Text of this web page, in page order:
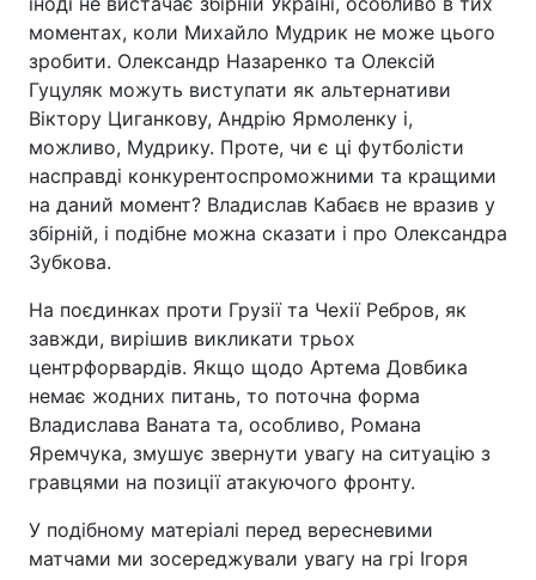
моментах, коли Михайло Мудрик не може цього
зробити. Олександр Назаренко та Олексій
Гуцуляк можуть виступати як альтернативи
Віктору Циганкову, Андрію Ярмоленку і,
можливо, Мудрику. Проте, чи є ці футболісти
насправді конкурентоспроможними та кращими
на даний момент? Владислав Кабаєв не вразив у
збірній, і подібне можна сказати і про Олександра
Зубкова.
На поєдинках проти Грузії та Чехії Ребров, як
завжди, вирішив викликати трьох
центрфорвардів. Якщо щодо Артема Довбика
немає жодних питань, то поточна форма
Владислава Ваната та, особливо, Романа
Яремчука, змушує звернути увагу на ситуацію з
гравцями на позиції атакуючого фронту.
У подібному матеріалі перед вересневими
матчами ми зосереджували увагу на грі Ігоря